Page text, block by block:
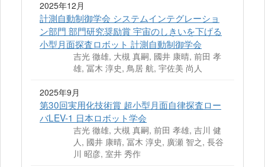
2025年12月
計測自動制御学会 システムインテグレーショ
ン部門 部門研究奨励賞 宇宙のしきいを下げる
小型月面探査ロボット 計測自動制御学会
吉光 徹雄, 大槻 真嗣, 國井 康晴, 前田 孝
雄, 冨木 淳史, 鳥居 航, 宇佐美 尚人
2025年9月
第30回実用化技術賞 超小型月面自律探査ロー
バLEV-1 日本ロボット学会
吉光 徹雄, 大槻 真嗣, 前田 孝雄, 吉川 健
人, 國井 康晴, 冨木 淳史, 廣瀬 智之, 長谷
川 昭彦, 室井 秀作